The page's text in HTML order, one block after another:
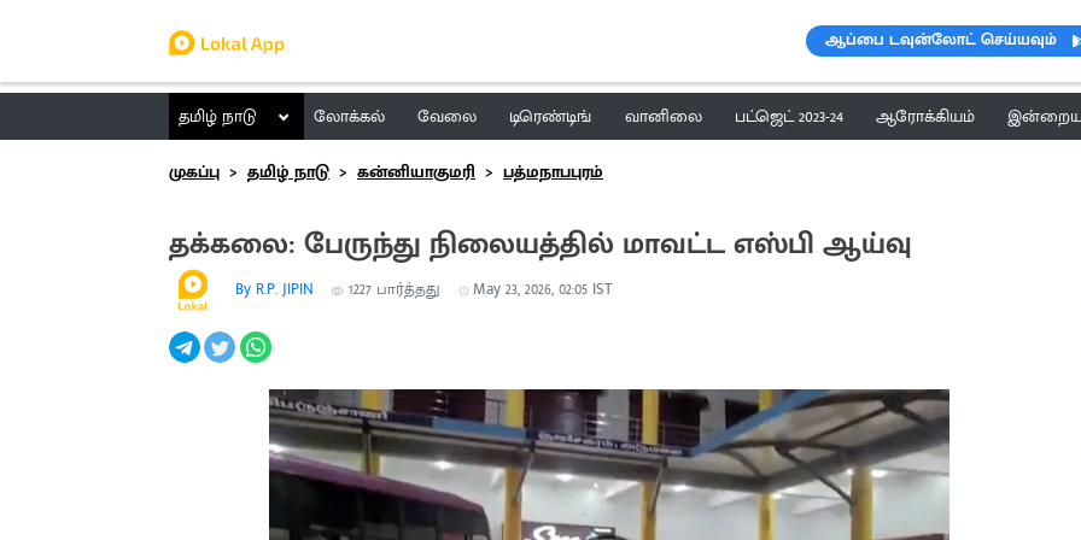
ஆப்பை டவுன்லோட் செய்யவும்
தமிழ் நாடு லோக்கல் வேலை டிரெண்டிங் வானிலை பட்ஜெட் 2023-24 ஆரோக்கியம் இன்றைய
முகப்பு
தமிழ் நாடு கன்னியாகுமரி பத்மநாபபுரம்
தக்கலை: பேருந்து நிலையத்தில் மாவட்ட எஸ்பி ஆய்வு
By R.P. JIPIN 1227 பார்த்தது May 23, 2026, 02:05 IST